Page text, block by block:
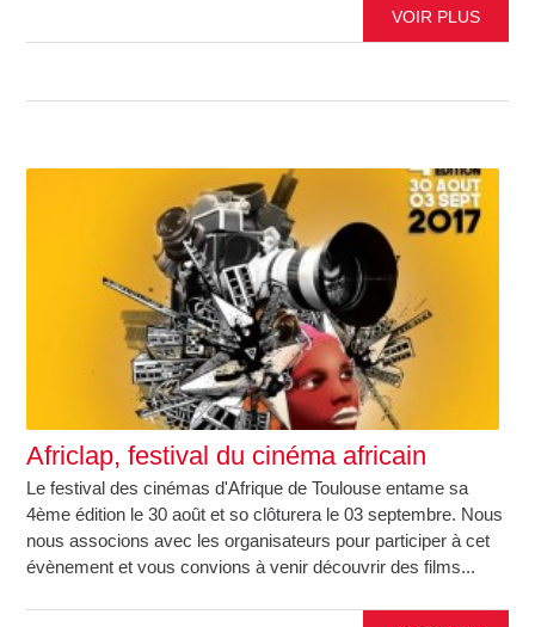
VOIR PLUS
Africlap, festival du cinéma africain
Le festival des cinémas d'Afrique de Toulouse entame sa
4ème édition le 30 août et so clôturera le 03 septembre. Nous
nous associons avec les organisateurs pour participer à cet
évènement et vous convions à venir découvrir des films...